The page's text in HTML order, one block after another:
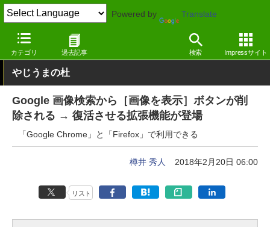
Powered by Translate
カテゴリ 過去記事 検索 Impressサイト
窓の杜 画像・映像・音楽 Google Chrome拡張機能
やじうまの杜
Google 画像検索から［画像を表示］ボタンが削
除される → 復活させる拡張機能が登場
「Google Chrome」と「Firefox」で利用できる
樽井 秀人 2018年2月20日 06:00
リスト